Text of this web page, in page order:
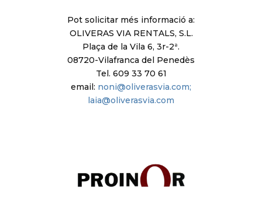
Pot solicitar més informació a:
OLIVERAS VIA RENTALS, S.L.
Plaça de la Vila 6, 3r-2ª.
08720-Vilafranca del Penedès
Tel. 609 33 70 61
email: noni@oliverasvia.com;
laia@oliverasvia.com